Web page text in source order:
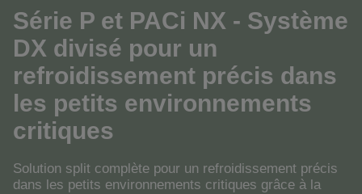
Série P et PACi NX - Système
DX divisé pour un
refroidissement précis dans
les petits environnements
critiques
Solution split complète pour un refroidissement précis
dans les petits environnements critiques grâce à la